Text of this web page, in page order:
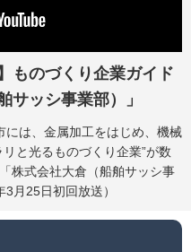
ものづくり企業ガイド
サッシ事業部）」
は、金属加工をはじめ、機械
と光るものづくり企業”が数
株式会社大倉（船舶サッシ事
月25日初回放送）